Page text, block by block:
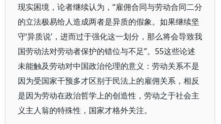
现实困境，论者继续认为，“雇佣合同与劳动合同二分
的立法极易给人造成两者是异质的假象。如果继续坚
守‘异质说’，进而过于强化这一划分，那么将会导致我
国劳动法对劳动者保护的错位与不足”。55这些论述
未能触及劳动对中国政治伦理的意义：劳动关系不是
因为受国家干预多才区别于民法上的雇佣关系，相反
是因为劳动在政治哲学上的创造性，劳动之于社会主
义主人翁的特殊性，国家才格外关注。